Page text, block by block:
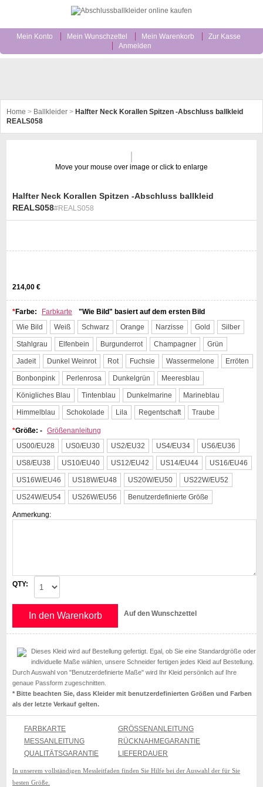
Mein Konto Mein Wunschzettel Mein Warenkorb
Zur Kasse
Anmelden
Home > Ballkleider > Halfter Neck Korallen Spitzen -Abschluss ballkleid
REALS058
Halfter Neck Korallen Spitzen -Abschluss ballkleid
REALS058#REALS058
214,00 €
*Farbe: Farbkarte
"Wie Bild" basiert auf dem ersten Bild
Wie Bild
Weiß Schwarz Orange Narzisse Gold Silber
Stahlgrau Elfenbein Burgunderrot Champagner Grün
Jadeit Dunkel Weinrot Rot Fuchsie Wassermelone Erröten
Bonbonpink Perlenrosa Dunkelgrün Meeresblau
Königliches Blau Tintenblau Dunkelmarine Marineblau
Himmelblau Schokolade Lila Regentschaft Traube
*Größe: - Größenanleitung
US00/EU28
US0/EU30 US2/EU32 US4/EU34 US6/EU36
US8/EU38 US10/EU40 US12/EU42 US14/EU44 US16/EU46
US16W/EU46 US18W/EU48 US20W/EU50 US22W/EU52
US24W/EU54 US26W/EU56 Benutzerdefinierte Größe
Anmerkung:
QTY:
In den Warenkorb Auf den Wunschzettel
Dieses Kleid wird auf Bestellung gefertigt. Egal, ob Sie eine Standardgröße oder
individuelle Maße wählen, unsere Schneider fertigen jedes Kleid auf Bestellung.
Durch Auswahl von "Benutzerdefinierte Maße" wird Ihr Kleid persönlich auf Ihre
genaue Passform zugeschnitten.
* Bitte beachten Sie, dass Kleider mit benutzerdefinierten Größen und Farben
als der letzte Verkauf gelten.
FARBKARTE
GRÖSSENANLEITUNG
MESSANLEITUNG
RÜCKNAHMEGARANTIE
QUALITÄTSGARANTIE
LIEFERDAUER
In unserem vollständigen Messleitfaden finden Sie Hilfe bei der Auswahl der für Sie
besten Größe.
Move your mouse over image or click to enlarge